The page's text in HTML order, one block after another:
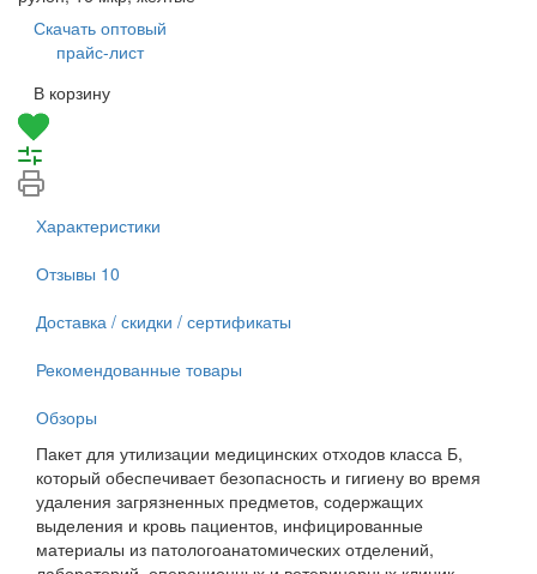
Скачать оптовый
прайс-лист
В корзину
Характеристики
Отзывы 10
Доставка / скидки / сертификаты
Рекомендованные товары
Обзоры
Пакет для утилизации медицинских отходов класса Б,
который обеспечивает безопасность и гигиену во время
удаления загрязненных предметов, содержащих
выделения и кровь пациентов, инфицированные
материалы из патологоанатомических отделений,